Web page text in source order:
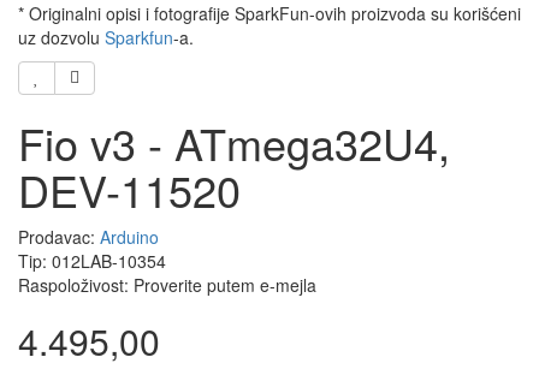
* Originalni opisi i fotografije SparkFun-ovih proizvoda su korišćeni
uz dozvolu Sparkfun-a.
Fio v3 - ATmega32U4,
DEV-11520
Prodavac: Arduino
Tip: 012LAB-10354
Raspoloživost: Proverite putem e-mejla
4.495,00